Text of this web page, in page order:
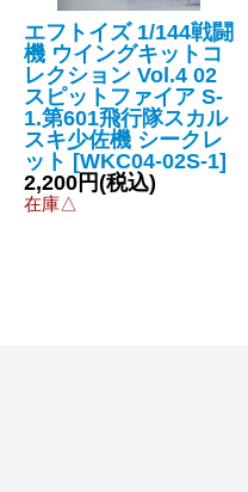
エフトイズ 1/144戦闘
機 ウイングキットコ
レクション Vol.4 02
スピットファイア S-
1.第601飛行隊スカル
スキ少佐機 シークレ
ット [WKC04-02S-1]
2,200円(税込)
在庫△